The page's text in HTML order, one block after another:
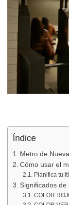
Índice
Metro de
Cómo usar el
Planifica tu
Significados
COLOR